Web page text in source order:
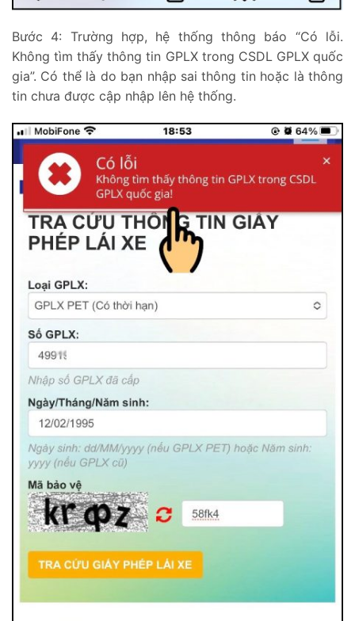
Bước 4: Trường hợp, hệ thống thông báo “Có lỗi.
Không tìm thấy thông tin GPLX trong CSDL GPLX quốc
gia”. Có thể là do bạn nhập sai thông tin hoặc là thông
tin chưa được cập nhập lên hệ thống.